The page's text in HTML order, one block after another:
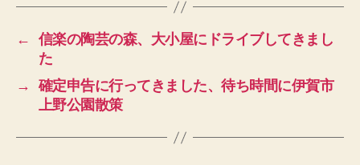
←
信楽の陶芸の森、大小屋にドライブしてきまし
た
→
確定申告に行ってきました、待ち時間に伊賀市
上野公園散策